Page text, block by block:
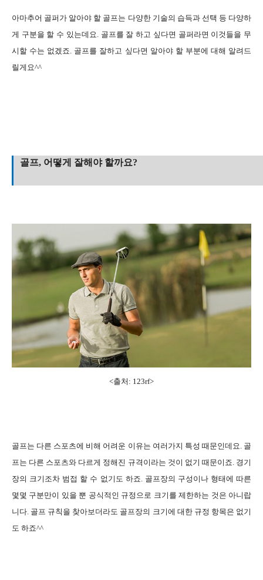
아마추어 골퍼가 알아야 할 골프는 다양한 기술의 습득과 선택 등 다양하
게 구분을 할 수 있는데요. 골프를 잘 하고 싶다면 골퍼라면 이것들을 무
시할 수는 없겠죠. 골프를 잘하고 싶다면 알아야 할 부분에 대해 알려드
릴게요^^
골프, 어떻게 잘해야 할까요?
<출처: 123rf>
골프는 다른 스포츠에 비해 어려운 이유는 여러가지 특성 때문인데요. 골
프는 다른 스포츠와 다르게 정해진 규격이라는 것이 없기 때문이죠. 경기
장의 크기조차 범접 할 수 없기도 하죠. 골프장의 구성이나 형태에 따른
몇몇 구분만이 있을 뿐 공식적인 규정으로 크기를 제한하는 것은 아니랍
니다. 골프 규칙을 찾아보더라도 골프장의 크기에 대한 규정 항목은 없기
도 하죠^^